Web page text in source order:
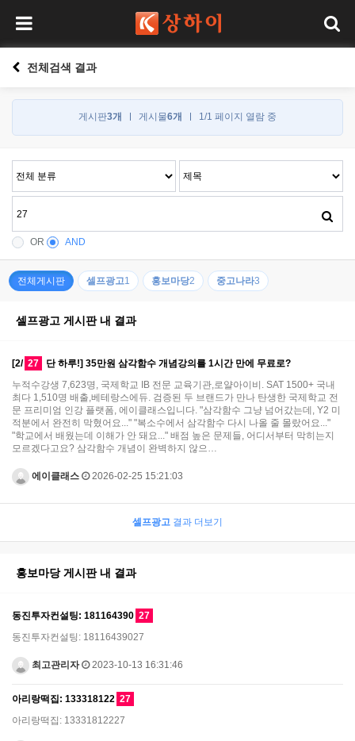
전체검색 결과
게시판3개 게시물6개 1/1 페이지 열람 중
OR AND
전체게시판 셀프광고1 홍보마당2 중고나라3
셀프광고 게시판 내 결과
[2/ 27
단 하루!] 35만원 삼각함수 개념강의를 1시간 만에 무료로?
누적수강생 7,623명, 국제학교 IB 전문 교육기관,로얄아이비. SAT 1500+ 국내
최다 1,510명 배출,베테랑스에듀. 검증된 두 브랜드가 만나 탄생한 국제학교 전
문 프리미엄 인강 플랫폼, 에이클래스입니다. "삼각함수 그냥 넘어갔는데, Y2 미
적분에서 완전히 막혔어요..." "복소수에서 삼각함수 다시 나올 줄 몰랐어요..."
"학교에서 배웠는데 이해가 안 돼요..." 배점 높은 문제들, 어디서부터 막히는지
모르겠다고요? 삼각함수 개념이 완벽하지 않으…
에이클래스 2026-02-25 15:21:03
셀프광고 결과 더보기
홍보마당 게시판 내 결과
동진투자컨설팅: 181164390 27
동진투자컨설팅: 18116439027
최고관리자 2023-10-13 16:31:46
아리랑떡집: 133318122 27
아리랑떡집: 13331812227